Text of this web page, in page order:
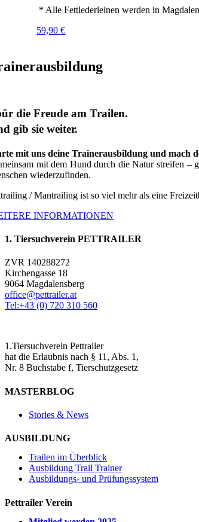
* Alle Fettlederleinen werden in
59,90€
die Freude am Trailen.
gib sie weiter.
mit uns deine Trainerausbildung und mach
mit dem Hund durch die Natur streifen –
wiederzufinden.
/ Mantrailing ist so viel mehr als eine
INFORMATIONEN
1. Tiersuchverein PETTRAILER
ZVR 140288272
Kirchengasse 18
9064 Magdalensberg
office@pettrailer.at
Tel:+43 (0) 720 310 560
1.Tiersuchverein Pettrailer
hat die Erlaubnis nach § 11, Abs. 1,
Nr. 8 Buchstabe f, Tierschutzgesetz
MASTERBLOG
Stories & News
AUSBILDUNG
Trailen im Überblick
Ausbildung Trail Trainer
Ausbildungs- und Prüfungssystem
Pettrailer Verein